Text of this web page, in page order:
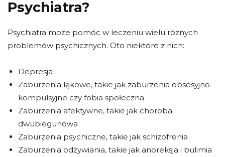
Psychiatra?
Psychiatra może pomóc w leczeniu wielu różnych
problemów psychicznych. Oto niektóre z nich:
Depresja
Zaburzenia lękowe, takie jak zaburzenia obsesyjno-
kompulsyjne czy fobia społeczna
Zaburzenia afektywne, takie jak choroba
dwubiegunowa
Zaburzenia psychiczne, takie jak schizofrenia
Zaburzenia odżywiania, takie jak anoreksja i bulimia